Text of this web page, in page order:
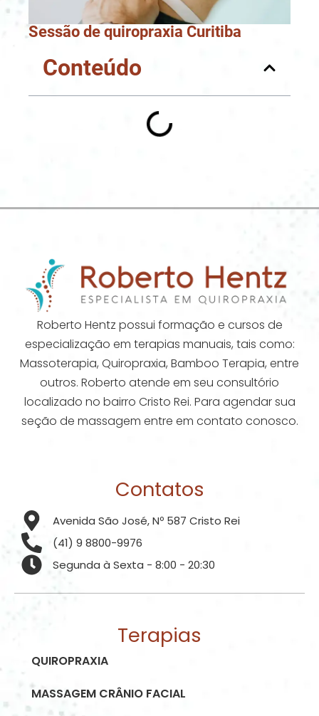
Sessão de quiropraxia Curitiba
Conteúdo
Roberto Hentz possui formação e cursos de
especialização em terapias manuais, tais como:
Massoterapia, Quiropraxia, Bamboo Terapia, entre
outros. Roberto atende em seu consultório
localizado no bairro Cristo Rei. Para agendar sua
seção de massagem entre em contato conosco.
Contatos
Avenida São José, Nº 587 Cristo Rei
(41) 9 8800-9976
Segunda à Sexta - 8:00 - 20:30
Terapias
QUIROPRAXIA
MASSAGEM CRÂNIO FACIAL